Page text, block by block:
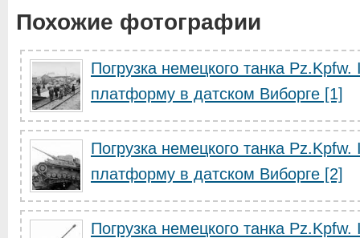
Похожие фотографии
Погрузка немецкого танка
платформу в датском Виборге [1]
Погрузка немецкого танка
платформу в датском Виборге [2]
Погрузка немецкого танка